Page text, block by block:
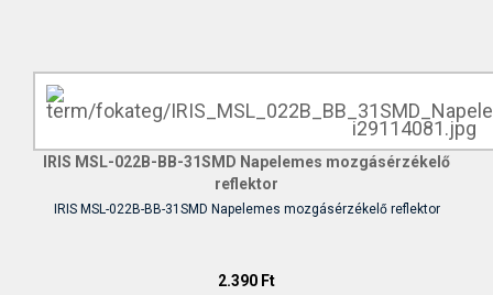
IRIS MSL-022B-BB-31SMD Napelemes mozgásérzékelő
reflektor
IRIS MSL-022B-BB-31SMD Napelemes mozgásérzékelő reflektor
2.390 Ft